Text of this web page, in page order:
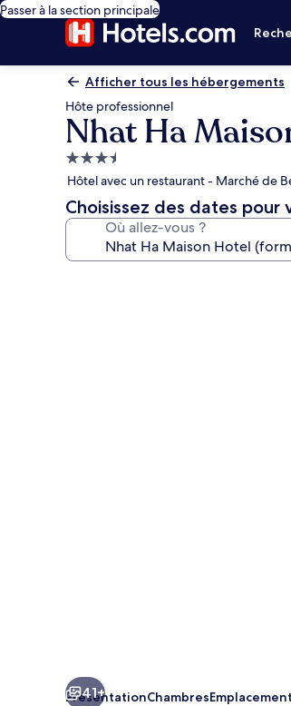
Passer à la section principale
Afficher tous les hébergements
Hôte professionnel
Nhat Ha
Hébergement
3.5 étoiles
Hôtel avec un restaurant - Marché de
Choisissez des dates pour
Où allez-vous ?
41+
PrésentationChambresEmplacement